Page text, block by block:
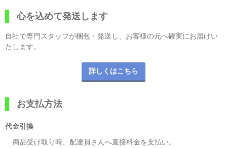
心を込めて発送します
自社で専門スタッフが梱包・発送し、お客様の元へ確実にお届けい
たします。
詳しくはこちら
お支払方法
代金引換
商品受け取り時、配達員さんへ直接料金を支払い。